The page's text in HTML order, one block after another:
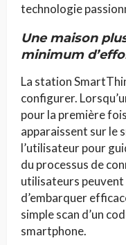
technologie
Une maison
minimum
La station
configurer.
pour la première
apparaissent sur le
l’utilisateur pour
du processus de
utilisateurs peuvent
d’embarquer
simple scan d’un
smartphone.